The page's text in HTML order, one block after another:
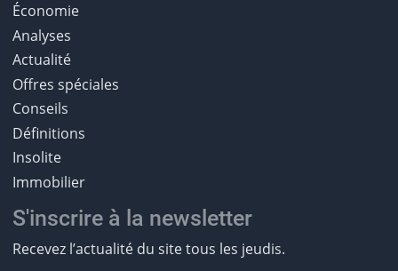
Économie
Analyses
Actualité
Offres spéciales
Conseils
Définitions
Insolite
Immobilier
S'inscrire à la newsletter
Recevez l’actualité du site tous les jeudis.